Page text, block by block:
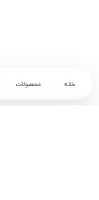
خانه محصولات